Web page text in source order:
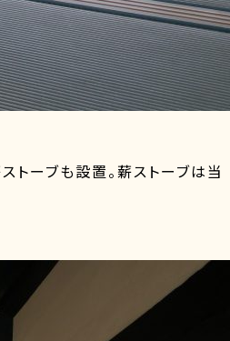
ーブも設置。薪ストーブは当